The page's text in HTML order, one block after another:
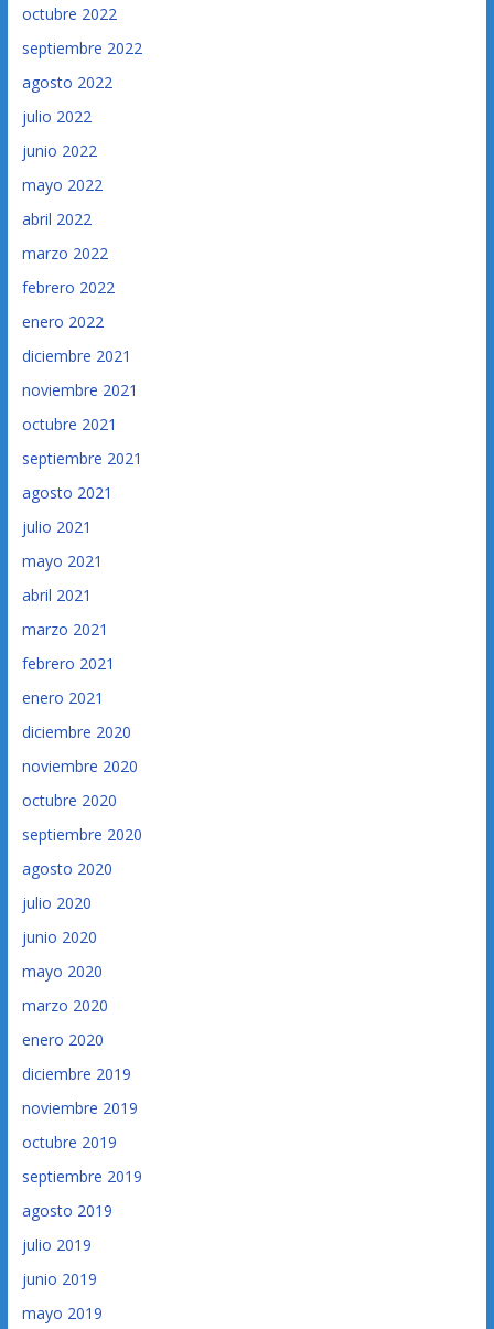
octubre 2022
septiembre 2022
agosto 2022
julio 2022
junio 2022
mayo 2022
abril 2022
marzo 2022
febrero 2022
enero 2022
diciembre 2021
noviembre 2021
octubre 2021
septiembre 2021
agosto 2021
julio 2021
mayo 2021
abril 2021
marzo 2021
febrero 2021
enero 2021
diciembre 2020
noviembre 2020
octubre 2020
septiembre 2020
agosto 2020
julio 2020
junio 2020
mayo 2020
marzo 2020
enero 2020
diciembre 2019
noviembre 2019
octubre 2019
septiembre 2019
agosto 2019
julio 2019
junio 2019
mayo 2019